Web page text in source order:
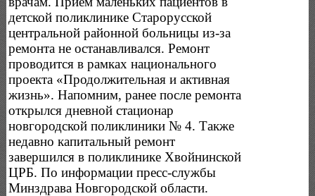
детской поликлинике Старорусской
центральной районной больницы из-за
ремонта не останавливался. Ремонт
проводится в рамках национального
проекта «Продолжительная и активная
жизнь». Напомним, ранее после ремонта
открылся дневной стационар
новгородской поликлиники № 4. Также
недавно капитальный ремонт
завершился в поликлинике Хвойнинской
ЦРБ. По информации пресс-службы
Минздрава Новгородской области.